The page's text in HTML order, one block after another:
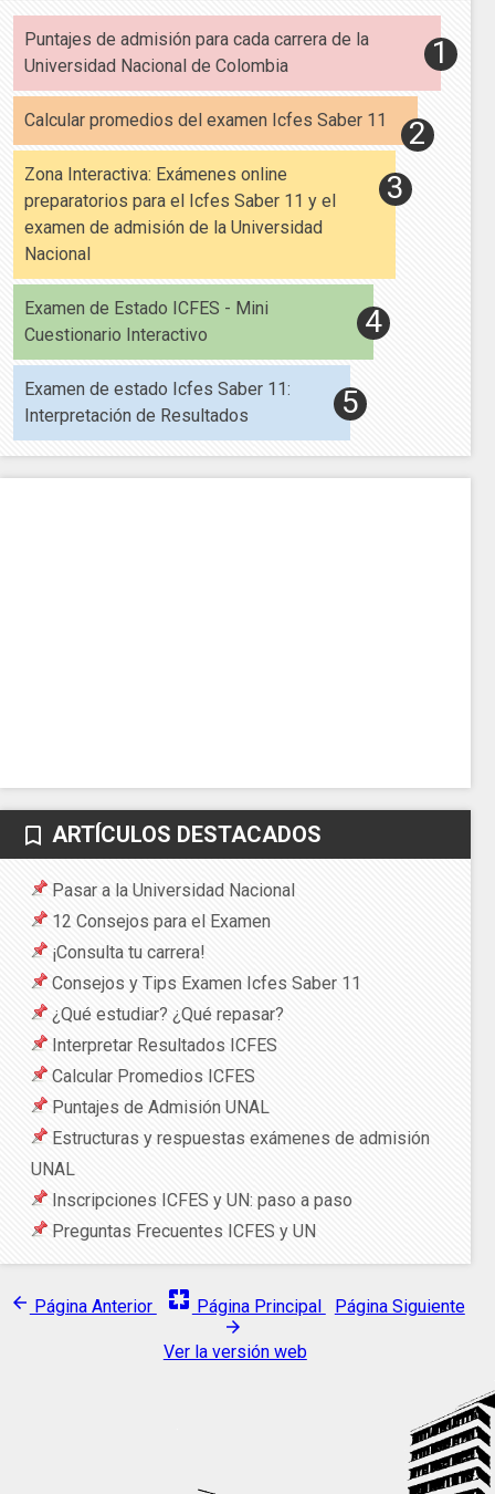
Puntajes de admisión para cada carrera de la
Universidad Nacional de Colombia
Calcular promedios del examen Icfes Saber 11
Zona Interactiva: Exámenes online
preparatorios para el Icfes Saber 11 y el
examen de admisión de la Universidad
Nacional
Examen de Estado ICFES - Mini
Cuestionario Interactivo
Examen de estado Icfes Saber 11:
Interpretación de Resultados
bookmark_border ARTÍCULOS DESTACADOS
Pasar a la Universidad Nacional
12 Consejos para el Examen
¡Consulta tu carrera!
Consejos y Tips Examen Icfes Saber 11
¿Qué estudiar? ¿Qué repasar?
Interpretar Resultados ICFES
Calcular Promedios ICFES
Puntajes de Admisión UNAL
Estructuras y respuestas exámenes de admisión
UNAL
Inscripciones ICFES y UN: paso a paso
Preguntas Frecuentes ICFES y UN
arrow_back Página Anterior pages Página Principal Página Siguiente
arrow_forward
Ver la versión web